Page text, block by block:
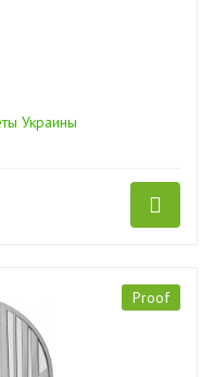
Украины
Proof